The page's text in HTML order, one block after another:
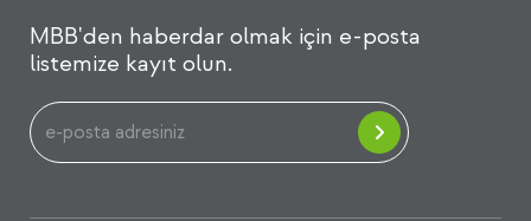
MBB'den haberdar olmak için e-posta
listemize kayıt olun.